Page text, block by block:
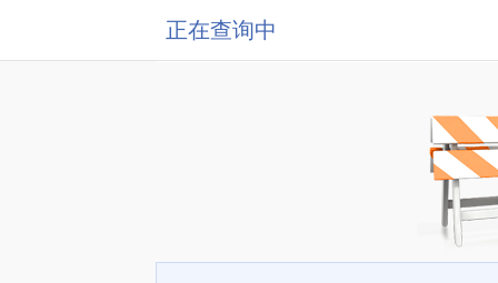
正在查询中